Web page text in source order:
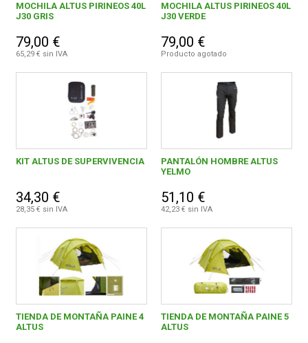
MOCHILA ALTUS PIRINEOS 40L
J30 GRIS
79,00 €
65,29 € sin IVA
MOCHILA ALTUS PIRINEOS 40L
J30 VERDE
79,00 €
Producto agotado
KIT ALTUS DE SUPERVIVENCIA
34,30 €
28,35 € sin IVA
PANTALÓN HOMBRE ALTUS
YELMO
51,10 €
42,23 € sin IVA
TIENDA DE MONTAÑA PAINE 4
ALTUS
TIENDA DE MONTAÑA PAINE 5
ALTUS